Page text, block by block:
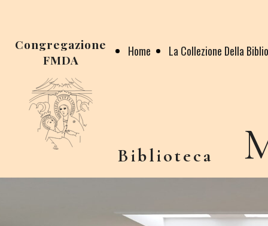
Home La Collezione Della
Congregazione
FMDA
Biblioteca